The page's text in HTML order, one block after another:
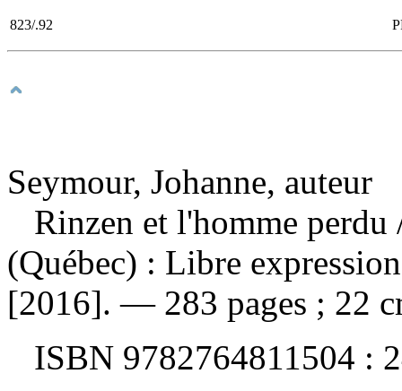
823/.92
Seymour, Johanne, auteur
Rinzen et l'homme perdu
(Québec) : Libre
[2016]. — 283 pages ; 22
ISBN 9782764811504 :